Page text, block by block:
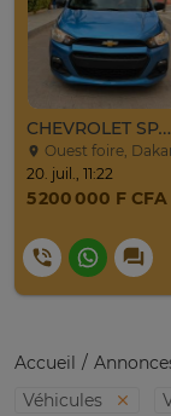
CHEVROLET SPARK 2017
Ouest foire,
20. juil., 11:22
5 200 000 F CFA
Accueil
Véhicules